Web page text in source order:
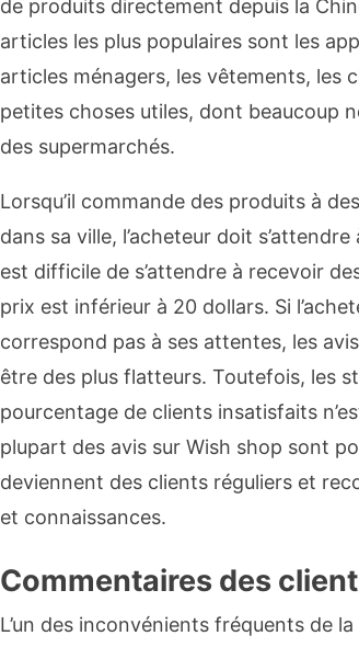
de produits directement depuis la
articles les plus populaires sont les
articles ménagers, les vêtements, les
petites choses utiles, dont beaucoup
des supermarchés.
Lorsqu’il commande des produits à
dans sa ville, l’acheteur doit
est difficile de s’attendre à recevoir
prix est inférieur à 20 dollars. Si
correspond pas à ses attentes, les
être des plus flatteurs. Toutefois, les
pourcentage de clients insatisfaits
plupart des avis sur Wish shop sont
deviennent des clients réguliers et
et connaissances.
Commentaires des
L’un des inconvénients fréquents de